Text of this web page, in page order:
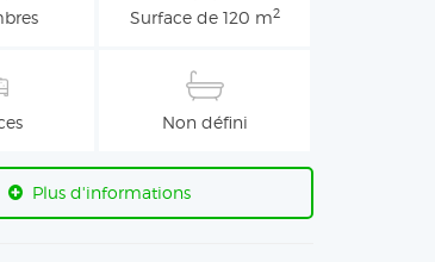
Surface de 120 m2
Non défini
Plus d'informations